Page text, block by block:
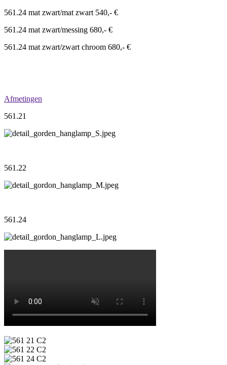
561.24 mat zwart/mat zwart 540,- €
561.24 mat zwart/messing 680,- €
561.24 mat zwart/zwart chroom 680,- €
Afmetingen
561.21
561.22
561.24